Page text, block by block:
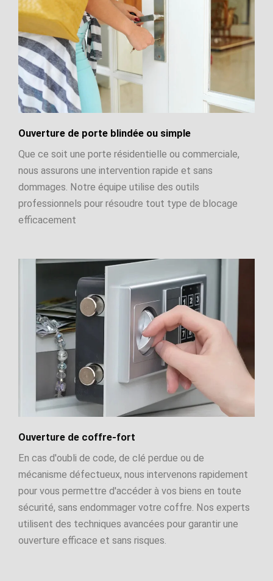
Ouverture de porte blindée ou simple
Que ce soit une porte résidentielle ou commerciale,
nous assurons une intervention rapide et sans
dommages. Notre équipe utilise des outils
professionnels pour résoudre tout type de blocage
efficacement
Ouverture de coffre-fort
En cas d'oubli de code, de clé perdue ou de
mécanisme défectueux, nous intervenons rapidement
pour vous permettre d'accéder à vos biens en toute
sécurité, sans endommager votre coffre. Nos experts
utilisent des techniques avancées pour garantir une
ouverture efficace et sans risques.